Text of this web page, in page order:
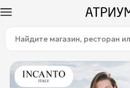
Как добраться
Найдите
магазин,
ресторан
или
услугу: